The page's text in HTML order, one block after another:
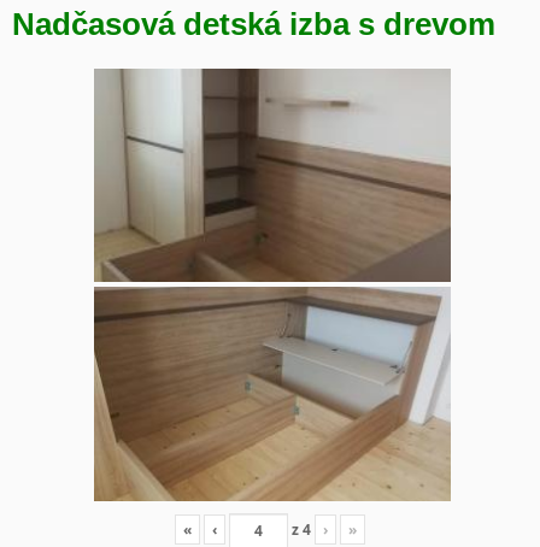
Nadčasová detská izba s drevom
« ‹ z4 › »